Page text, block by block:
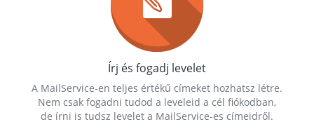
Írj és fogadj levelet
A MailService-en teljes értékű címeket hozhatsz létre.
Nem csak fogadni tudod a leveleid a cél fiókodban,
de írni is tudsz levelet a MailService-es címeidről.